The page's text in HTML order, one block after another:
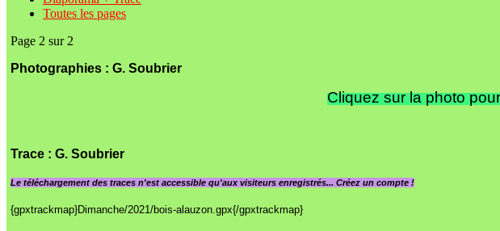
Toutes les pages
Page 2 sur 2
Photographies : G. Soubrier
Cliquez sur la photo
Trace : G. Soubrier
Le téléchargement des traces n'est accessible qu'aux visiteurs enregistrés... Créez un compte !
{gpxtrackmap}Dimanche/2021/bois-alauzon.gpx{/gpxtrackmap}